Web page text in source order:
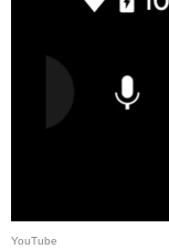
YouTube